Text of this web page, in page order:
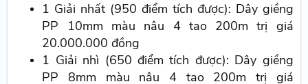
1 Giải nhất (950 điểm tích được): Dây giềng
PP 10mm màu nâu 4 tao 200m trị giá
20.000.000 đồng
1 Giải nhì (650 điểm tích được): Dây giềng
PP 8mm màu nâu 4 tao 200m trị giá